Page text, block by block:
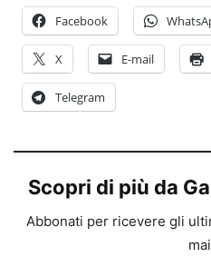
Facebook
X E-mail
Telegram
Scopri di più da
Abbonati per ricevere gli